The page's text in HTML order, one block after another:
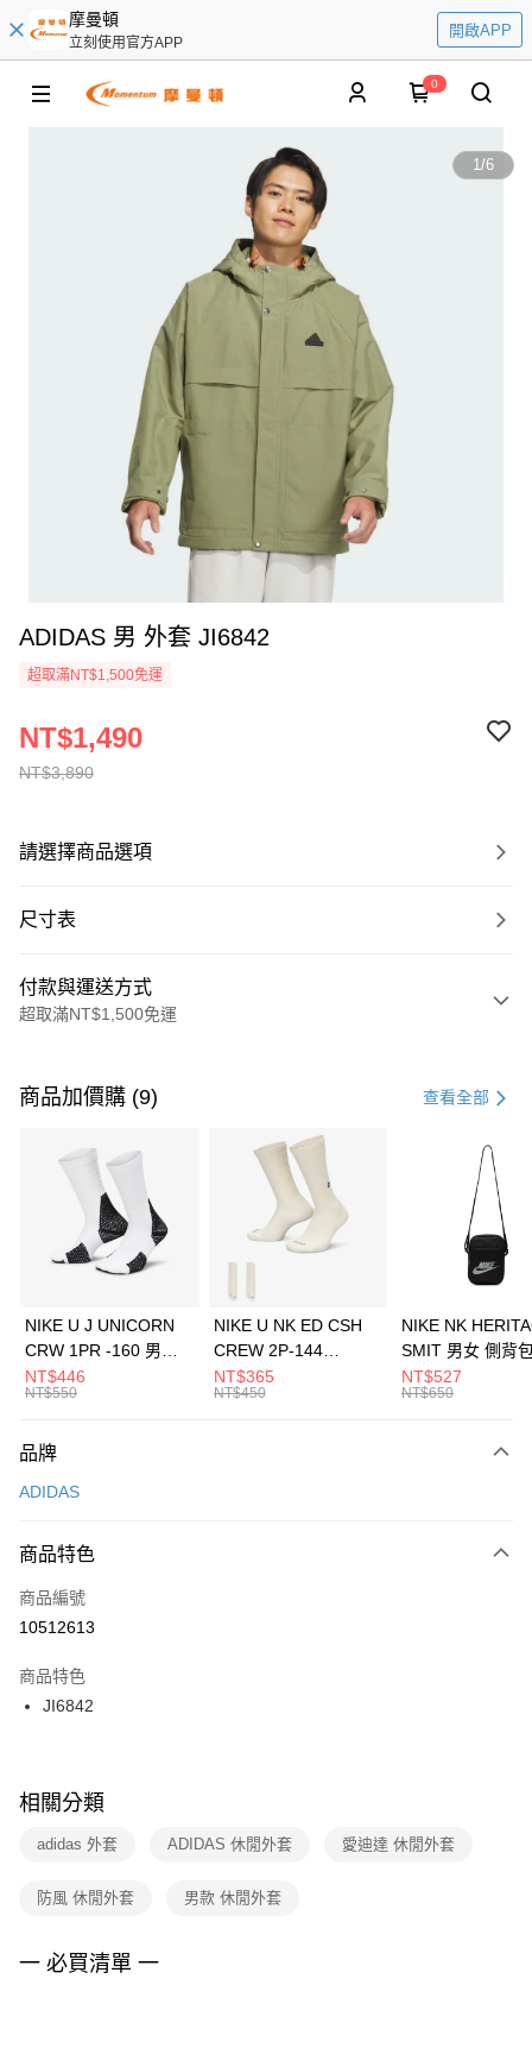
摩曼頓
立刻使用官方APP
開啟APP
0
1/6
ADIDAS 男 外套 JI6842
超取滿NT$1,500免運
NT$3,890
NT$1,490
請選擇商品選項
尺寸表
付款與運送方式
超取滿NT$1,500免運
信用卡一次付款
3 期 0 利率 每期 21家銀行
合作金庫商業銀行
第一商業銀行
華南商業銀行
彰化商業銀行
上海商業儲蓄銀行
元大商業銀行
台灣樂天信用卡公司
Apple Pay
全盈+PAY
AFTEE先享後付
【關於「AFTEE先享後付」】
便利好安心！
３．安心：先確認商品／服務後，再付款。
【「AFTEE先享後付」結帳流程】
１．於結帳方式選擇「AFTEE先享後付」後，將跳轉至「AFTEE先享後付」
２．訂單成立數日內，您將收到繳費通知簡訊。
３．收到繳費通知簡訊後14天內，點擊此簡訊中的連結，可透過四大超商／
ATM／網路銀行／等多元方式進行付款，方視為交易完成。
※ 交易是否成功請以「AFTEE先享後付 」之結帳頁面顯示為準，若有關於
是否繳費成功／繳費後需取消欲退款等相關疑問，請聯繫「AFTEE先享後付
客戶支援中心」
https://netprotections.freshdesk.com/support/home
１．透過由恩沛科技股份有限公司提供之「AFTEE先享後付」服務完成之交
２．關於個人資料處理事宜，請瀏覽以下網址：
運送方式
每筆NT$100，滿NT$1,500(含以上)免運費
宅配
每筆NT$100，滿NT$1,500(含以上)免運費
付款後門市自取
每筆NT$100，滿NT$1,500(含以上)免運費
商品加價購 (9) 查看全部
NIKE U J UNICORN
CRW 1PR -160 男女
中統襪 FZ3393100
NT$446
NT$550
NIKE U NK ED CSH
CREW 2P-144
EMBRDY 男女 短統襪
FZ3073133
NT$365
NT$450
NIKE NK
SMIT 男女 側背
BA5871010
NT$527
NT$650
品牌
ADIDAS
商品特色
商品編號
10512613
商品特色
JI6842
相關分類
adidas 外套 ADIDAS 休閒外套 愛迪達 休閒外套
防風 休閒外套 男款 休閒外套
一 必買清單 一